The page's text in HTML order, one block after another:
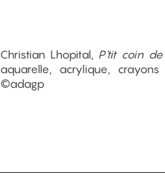
Christian Lhopital, P'tit coin
aquarelle, acrylique,
©adagp